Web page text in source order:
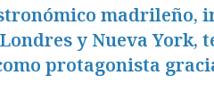
madrileño,
y Nueva York,
protagonista